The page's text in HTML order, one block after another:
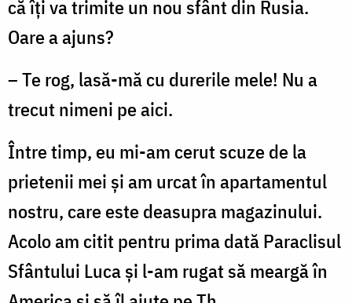
că îţi va trimite un nou sfânt din Rusia.
Oare a ajuns?
– Te rog, lasă-mă cu durerile mele! Nu a
trecut ni­meni pe aici.
Între timp, eu mi-am cerut scuze de la
prietenii mei şi am urcat în apartamentul
nostru, care este deasupra magazinului.
Acolo am citit pentru prima dată Para­clisul
Sfântului Luca şi l-am rugat să meargă în